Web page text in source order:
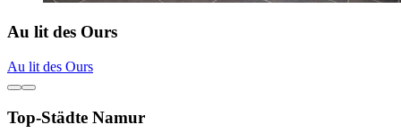
Au lit des Ours
Au lit des Ours
Top-Städte Namur